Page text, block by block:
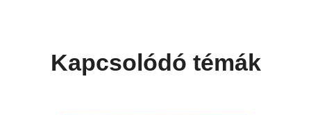
Kapcsolódó témák